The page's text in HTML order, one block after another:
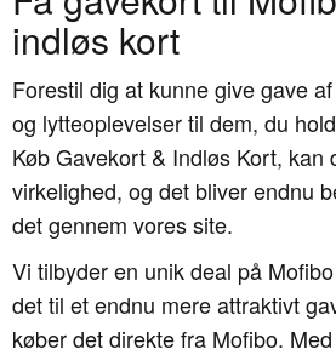
indløs kort
Forestil dig at kunne give gave
og lytteoplevelser til dem, du
Køb Gavekort & Indløs Kort, kan
virkelighed, og det bliver endnu
det gennem vores site.
Vi tilbyder en unik deal på
det til et endnu mere attraktivt
køber det direkte fra Mofibo.